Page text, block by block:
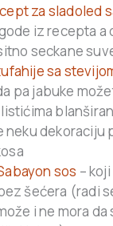
za sladoled
iz recepta a
seckane
sa
pa jabuke
neku dekoraciju
sos –
šećera (radi
i ne mora da